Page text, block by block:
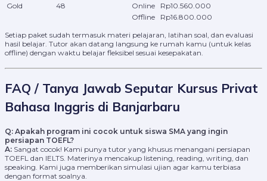
Gold
48 Online
Rp10.560.000
Offline
Rp16.800.000
Setiap paket sudah termasuk materi pelajaran, latihan soal, dan evaluasi
hasil belajar. Tutor akan datang langsung ke rumah kamu (untuk kelas
offline) dengan waktu belajar fleksibel sesuai kesepakatan.
FAQ / Tanya Jawab Seputar Kursus Privat
Bahasa Inggris di Banjarbaru
Q: Apakah program ini cocok untuk siswa SMA yang ingin
persiapan TOEFL?
A: Sangat cocok! Kami punya tutor yang khusus menangani persiapan
TOEFL dan IELTS. Materinya mencakup listening, reading, writing, dan
speaking. Kami juga memberikan simulasi ujian agar kamu terbiasa
dengan format soalnya.